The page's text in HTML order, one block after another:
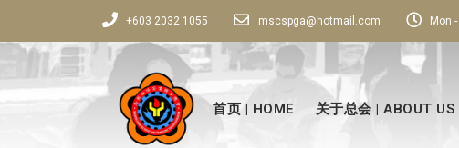
+603 2032 1055 mscspga@hotmail.com Mon
首页 | HOME 关于总会 | ABOUT US